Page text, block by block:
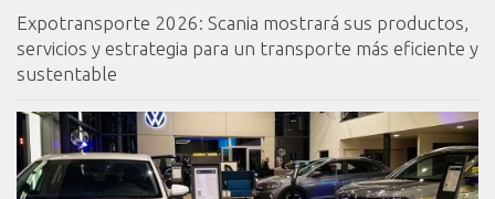
Expotransporte 2026: Scania mostrará sus productos,
servicios y estrategia para un transporte más eficiente y
sustentable